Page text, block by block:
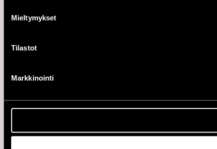
Mieltymykset
Tilastot
Markkinointi